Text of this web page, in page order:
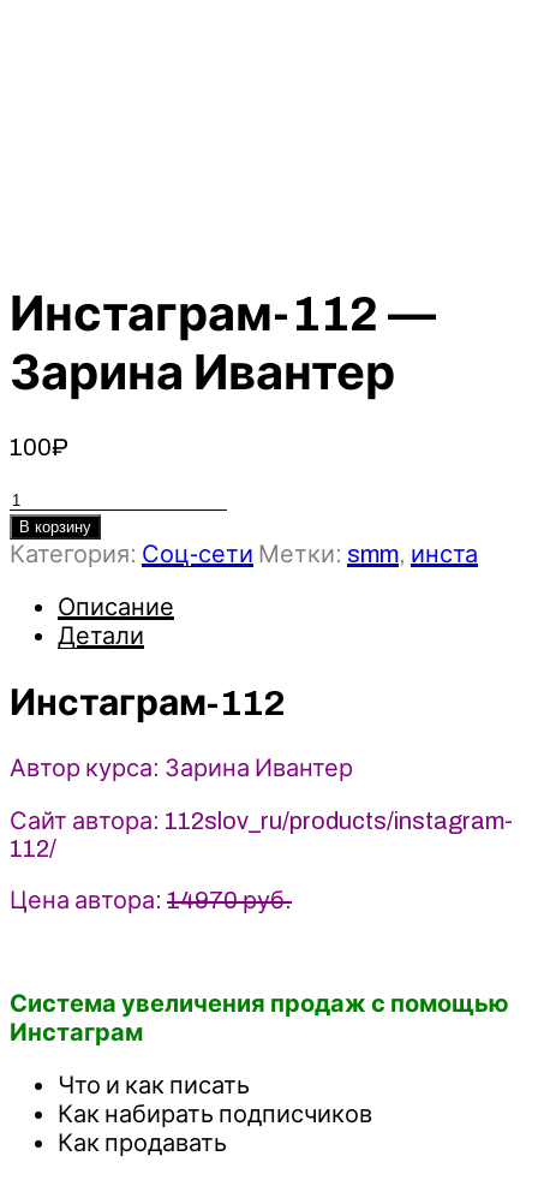
Инстаграм-112 —
Зарина Ивантер
100₽
Количество
товара
Инстаграм-112
Зарина
Ивантер
В корзину
Категория: Соц-сети Метки: smm, инста
Описание
Детали
Инстаграм-112
Автор курса: Зарина Ивантер
Сайт автора: 112slov_ru/products/instagram-
112/
Цена автора: 14970 руб.
Система увеличения продаж с помощью
Инстаграм
Что и как писать
Как набирать подписчиков
Как продавать